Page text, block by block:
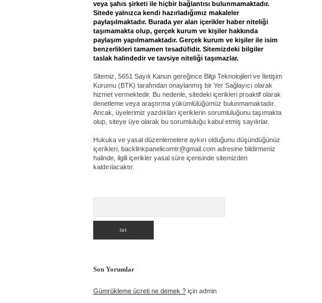
veya şahıs şirketi ile hiçbir bağlantısı bulunmamaktadır.
Sitede yalnızca kendi hazırladığımız makaleler
paylaşılmaktadır. Burada yer alan içerikler haber niteliği
taşımamakta olup, gerçek kurum ve kişiler hakkında
paylaşım yapılmamaktadır. Gerçek kurum ve kişiler ile isim
benzerlikleri tamamen tesadüfidir. Sitemizdeki bilgiler
taslak halindedir ve tavsiye niteliği taşımazlar.
Sitemiz, 5651 Sayılı Kanun gereğince Bilgi Teknolojileri ve İletişim
Kurumu (BTK) tarafından onaylanmış bir Yer Sağlayıcı olarak
hizmet vermektedir. Bu nedenle, sitedeki içerikleri proaktif olarak
denetleme veya araştırma yükümlülüğümüz bulunmamaktadır.
Ancak, üyelerimiz yazdıkları içeriklerin sorumluluğunu taşımakta
olup, siteye üye olarak bu sorumluluğu kabul etmiş sayılırlar.
Hukuka ve yasal düzenlemelere aykırı olduğunu düşündüğünüz
içerikleri, backlinkpanelicomtr@gmail.comadresine bildirmeniz
halinde, ilgili içerikler yasal süre içerisinde sitemizden
kaldırılacaktır.
Son Yorumlar
Gümrükleme ücreti ne demek ?için admin